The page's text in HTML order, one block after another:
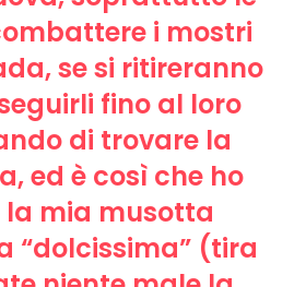
i mostri
se si ritireranno
fino al loro
di trovare la
ed è così che ho
mia musotta
“dolcissima” (tira